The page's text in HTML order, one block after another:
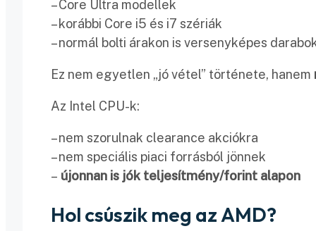
– Core Ultra modellek
– korábbi Core i5 és i7 szériák
– normál bolti árakon is versenyképes
Ez nem egyetlen „jó vétel” története, hanem
Az Intel CPU-k:
– nem szorulnak clearance akciókra
– nem speciális piaci forrásból jönnek
– újonnan is jók teljesítmény/forint alapon
Hol csúszik meg az AMD?